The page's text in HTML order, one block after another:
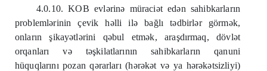
4.0.10. KOB evlərinə müraciət edən sahibkarların
problemlərinin çevik həlli iləbağlı tədbirlər görmək,
onların şikayətlərini qəbul etmək, araşdırmaq, dövlət
orqanları vətəşkilatlarının sahibkarların qanuni
hüquqlarını pozan qərarları (hərəkət və ya hərəkətsizliyi)